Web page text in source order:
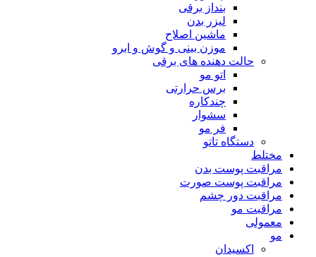
بنداز برقی
لیزر بدن
ماشین اصلاح
موزن بینی و گوش و ابرو
حالت دهنده های برقی
اتو مو
برس حرارتی
چندکاره
سشوار
فر مو
دستگاه تاتو
مختلط
مراقبت پوست بدن
مراقبت پوست صورت
مراقبت دور چشم
مراقبت مو
معمولی
مو
اکسیدان